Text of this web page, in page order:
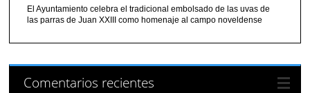
El Ayuntamiento celebra el tradicional embolsado de las uvas de
las parras de Juan XXIII como homenaje al campo noveldense
Comentarios recientes